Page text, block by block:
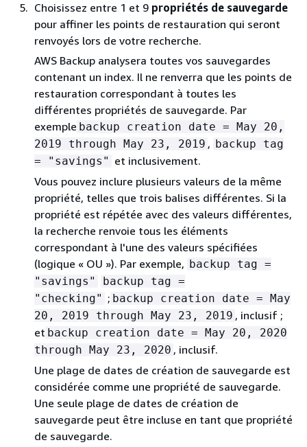
Choisissez entre 1 et 9 propriétés de sauvegarde
pour affiner les points de restauration qui seront
renvoyés lors de votre recherche.
AWS Backup analysera toutes vos sauvegardes
contenant un index. Il ne renverra que les points de
restauration correspondant à toutes les
différentes propriétés de sauvegarde. Par
exemple backup creation date = May 20,
2019 through May 23, 2019 , backup tag
= "savings" et inclusivement.
Vous pouvez inclure plusieurs valeurs de la même
propriété, telles que trois balises différentes. Si la
propriété est répétée avec des valeurs différentes,
la recherche renvoie tous les éléments
correspondant à l'une des valeurs spécifiées
(logique « OU »). Par exemple, backup tag =
"savings"
backup tag =
"checking" ; backup creation date = May
20, 2019 through May 23, 2019 , inclusif ;
et backup creation date = May 20, 2020
through May 23, 2020 , inclusif.
Une plage de dates de création de sauvegarde est
considérée comme une propriété de sauvegarde.
Une seule plage de dates de création de
sauvegarde peut être incluse en tant que propriété
de sauvegarde.